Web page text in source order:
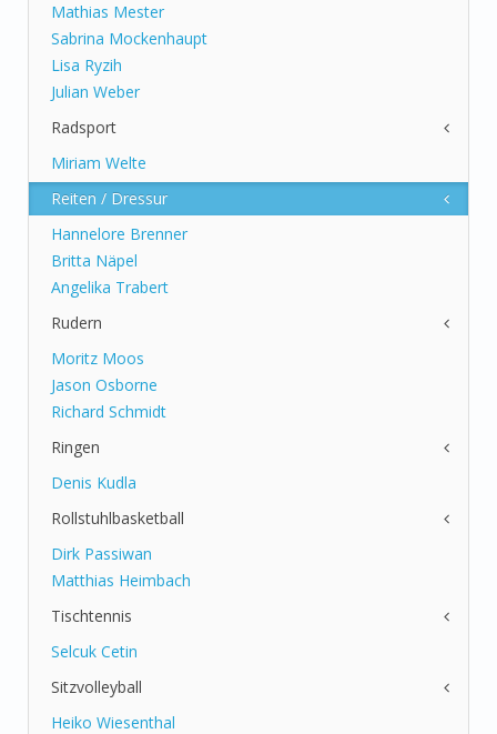
Mathias Mester
Sabrina Mockenhaupt
Lisa Ryzih
Julian Weber
Radsport
Miriam Welte
Reiten / Dressur
Hannelore Brenner
Britta Näpel
Angelika Trabert
Rudern
Moritz Moos
Jason Osborne
Richard Schmidt
Ringen
Denis Kudla
Rollstuhlbasketball
Dirk Passiwan
Matthias Heimbach
Tischtennis
Selcuk Cetin
Sitzvolleyball
Heiko Wiesenthal